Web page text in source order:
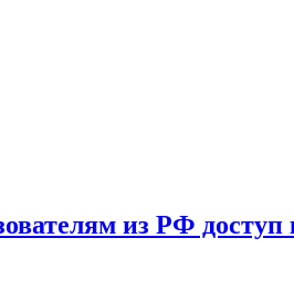
из РФ доступ